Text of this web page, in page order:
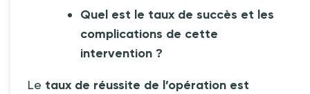
Quel est le taux de succès et les
complications de cette
intervention ?
Le taux de réussite de l’opération est